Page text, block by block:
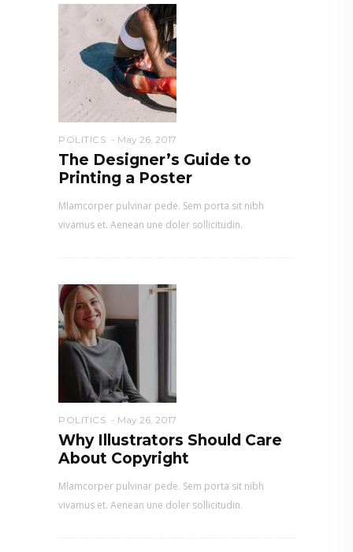
POLITICS May 26, 2017
The Designer’s Guide to
Printing a Poster
Mlamcorper pulvinar pede. Sem porta sit nibh
vivamus et. Aenean une doler sollicitudin.
POLITICS May 26, 2017
Why Illustrators Should Care
About Copyright
Mlamcorper pulvinar pede. Sem porta sit nibh
vivamus et. Aenean une doler sollicitudin.